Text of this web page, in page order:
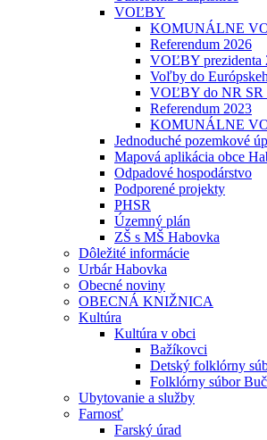
VOĽBY
KOMUNÁLNE
Referendum 2026
VOĽBY prezidenta
Voľby do
VOĽBY do NR SR
Referendum 2023
KOMUNÁLNE
Jednoduché pozemkové
Mapová aplikácia obce
Odpadové hospodárstvo
Podporené projekty
PHSR
Územný plán
ZŠ s MŠ Habovka
Dôležité informácie
Urbár Habovka
Obecné noviny
OBECNÁ KNIŽNICA
Kultúra
Kultúra v obci
Bažíkovci
Detský folklórny
Folklórny súbor
Ubytovanie a služby
Farnosť
Farský úrad